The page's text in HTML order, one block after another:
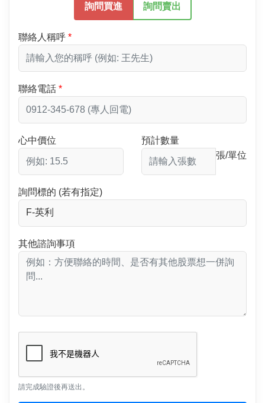
詢問買進 詢問賣出
聯絡人稱呼
聯絡電話
心中價位
預計數量
張/單位
詢問標的 (若有指定)
其他諮詢事項
請完成驗證後再送出。